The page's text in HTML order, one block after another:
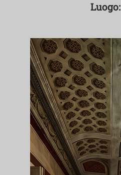
Luogo: